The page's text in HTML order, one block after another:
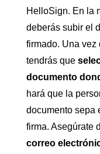
HelloSign. En la
deberás subir el
firmado. Una vez
tendrás que
documento
hará que la
documento sepa
firma. Asegúrate
correo